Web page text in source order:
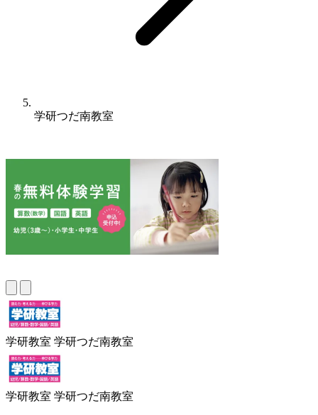
学研つだ南教室
学研教室 学研つだ南教室
学研教室 学研つだ南教室